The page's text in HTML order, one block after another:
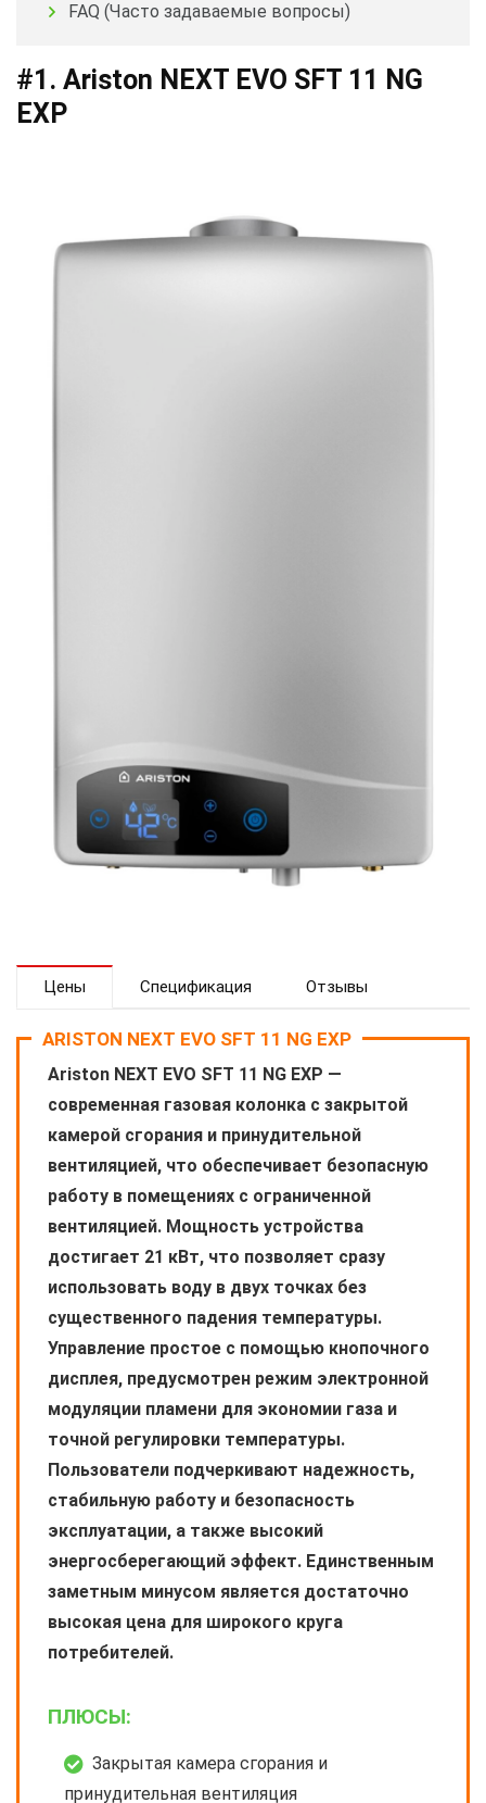
FAQ (Часто задаваемые вопросы)
#1. Ariston NEXT EVO SFT 11 NG
EXP
Цены Спецификация Отзывы
ARISTON NEXT EVO SFT 11 NG EXP
Ariston NEXT EVO SFT 11 NG EXP —
современная газовая колонка с закрытой
камерой сгорания и принудительной
вентиляцией, что обеспечивает безопасную
работу в помещениях с ограниченной
вентиляцией. Мощность устройства
достигает 21 кВт, что позволяет сразу
использовать воду в двух точках без
существенного падения температуры.
Управление простое с помощью кнопочного
дисплея, предусмотрен режим электронной
модуляции пламени для экономии газа и
точной регулировки температуры.
Пользователи подчеркивают надежность,
стабильную работу и безопасность
эксплуатации, а также высокий
энергосберегающий эффект. Единственным
заметным минусом является достаточно
высокая цена для широкого круга
потребителей.
ПЛЮСЫ:
Закрытая камера сгорания и
принудительная вентиляция